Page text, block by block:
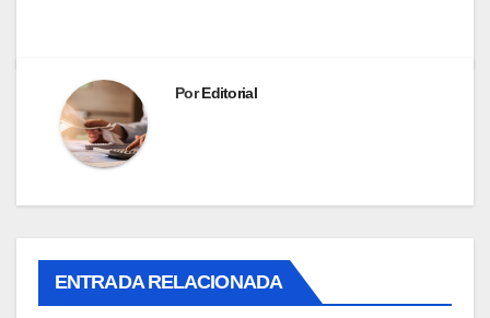
PorEditorial
ENTRADA RELACIONADA